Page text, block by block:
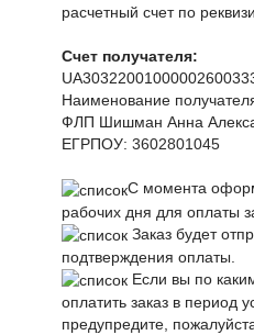
расчетный счет по
Счет получателя:
Наименование
ФЛП Шишман Анна
ЕГРПОУ: 3602801045
С момента
рабочих дня для оплаты
Заказ будет
подтверждения оплаты.
Если вы по
оплатить заказ в период
предупредите,